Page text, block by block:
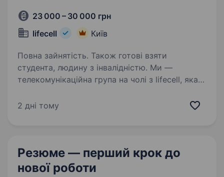
23 000 – 30 000 грн
lifecell
Київ
Повна зайнятість. Також готові взяти
студента, людину з інвалідністю. Ми —
телекомунікаційна група на чолі з lifecell, яка
інтернет, телебачення та цифрові сервіси для
2 дні тому
Резюме — перший крок до
нової роботи